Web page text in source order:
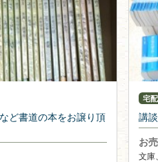
ど書道の本をお譲り頂
宅
講
お
文庫